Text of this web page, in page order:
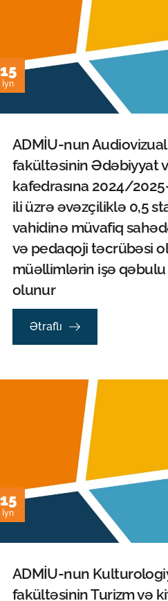
15
İyn
ADMİU-nun
fakültəsinin Ədəbiyyat
kafedrasına 2024/
ili üzrə əvəzçiliklə 0,5
vahidinə müvafiq
və pedaqoji təcrübəsi
müəllimlərin işə
olunur
Ətraflı
15
İyn
ADMİU-nun
fakültəsinin Turizm və